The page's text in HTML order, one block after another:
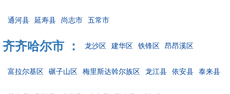
通河县 延寿县 尚志市 五常市
齐齐哈尔市 ： 龙沙区 建华区 铁锋区 昂昂溪区
富拉尔基区 碾子山区 梅里斯达斡尔族区 龙江县 依安县 泰来县